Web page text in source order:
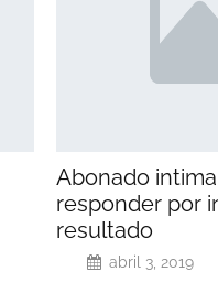
Abonado
responder por
resultado
abril 3, 2019